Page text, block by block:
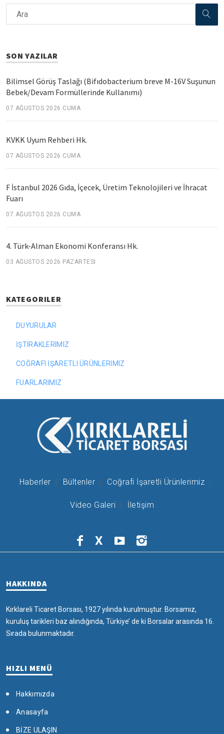
SON YAZILAR
Bilimsel Görüş Taslağı (Bifıdobacterium breve M-16V Suşunun
Bebek/Devam Formüllerinde Kullanımı)
07 AĞUSTOS 2026 CUMA
KVKK Uyum Rehberi Hk.
07 AĞUSTOS 2026 CUMA
F İstanbul 2026 Gıda, İçecek, Üretim Teknolojileri ve İhracat
Fuarı
07 AĞUSTOS 2026 CUMA
4. Türk-Alman Ekonomi Konferansı Hk.
03 AĞUSTOS 2026 PAZARTESI
KATEGORILER
DUYURULAR
İŞTIRAKLERIMIZ
COĞRAFI İŞARETLI ÜRÜNLERIMIZ
FUARLARIMIZ
Haberler Bültenler Coğrafi İşaretli Ürünlerimiz
Video Galeri İletişim
X
HAKKINDA
Kırklareli Ticaret Borsası, 1927 yılında kurulmuştur. Borsamız,
kuruluş tarikleri baz alındığında, Türkiye’ de ki Borsalar arasında 16.
Sırada bulunmaktadır.
HIZLI MENÜ
Hakkımızda
Anasayfa
BİZE ULAŞIN